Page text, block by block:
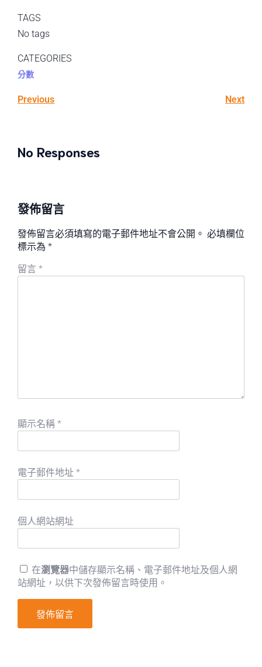
TAGS
No tags
CATEGORIES
分數
Previous Next
No Responses
發佈留言
發佈留言必須填寫的電子郵件地址不會公開。 必填欄位
標示為 *
留言 *
顯示名稱 *
電子郵件地址 *
個人網站網址
在瀏覽器中儲存顯示名稱、電子郵件地址及個人網
站網址，以供下次發佈留言時使用。